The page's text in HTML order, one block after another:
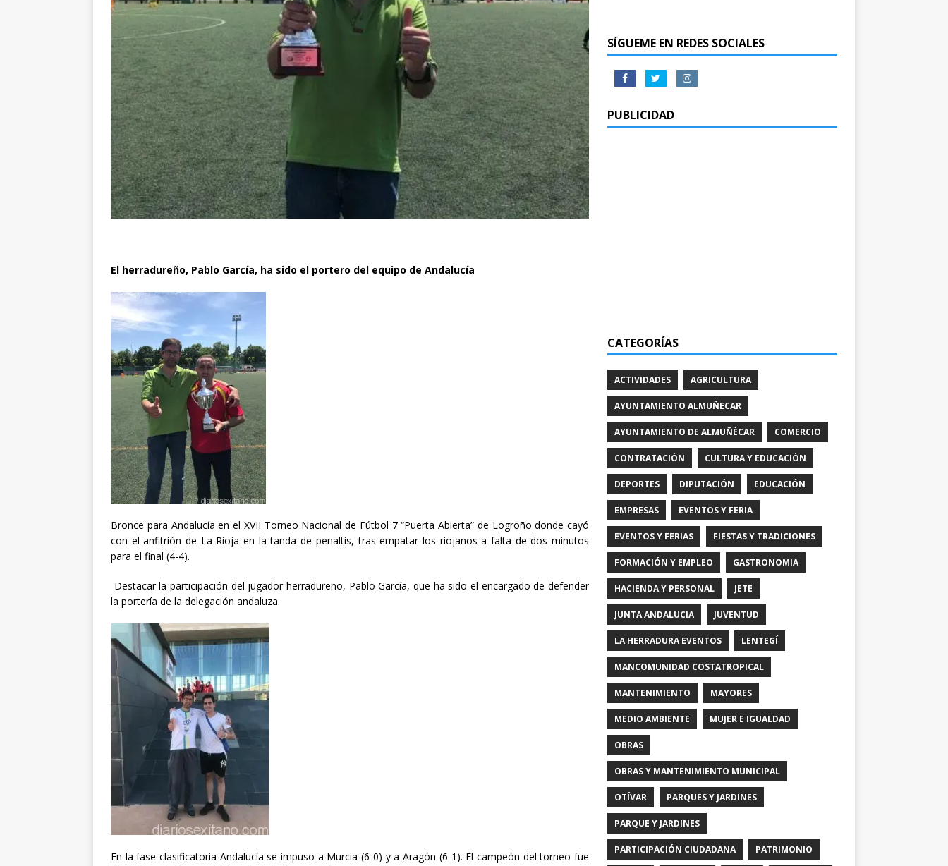
El herradureño, Pablo García, ha sido el portero del equipo de Andalucía
Bronce para Andalucía en el XVII Torneo Nacional de Fútbol 7 “Puerta Abierta” de Logroño donde cayó
con el anfitrión de La Rioja en la tanda de penaltis, tras empatar los riojanos a falta de dos minutos
para el final (4-4).
Destacar la participación del jugador herradureño, Pablo García, que ha sido el encargado de defender
la portería de la delegación andaluza.
En la fase clasificatoria Andalucía se impuso a Murcia (6-0) y a Aragón (6-1). El campeón del torneo fue
SÍGUEME EN REDES SOCIALES
PUBLICIDAD
CATEGORÍAS
ACTIVIDADES AGRICULTURA
AYUNTAMIENTO ALMUÑECAR
AYUNTAMIENTO DE ALMUÑÉCAR COMERCIO
CONTRATACIÓN CULTURA Y EDUCACIÓN
DEPORTES DIPUTACIÓN EDUCACIÓN
EMPRESAS EVENTOS Y FERIA
EVENTOS Y FERIAS FIESTAS Y TRADICIONES
FORMACIÓN Y EMPLEO GASTRONOMIA
HACIENDA Y PERSONAL JETE
JUNTA ANDALUCIA JUVENTUD
LA HERRADURA EVENTOS LENTEGÍ
MANCOMUNIDAD COSTATROPICAL
MANTENIMIENTO MAYORES
MEDIO AMBIENTE MUJER E IGUALDAD
OBRAS
OBRAS Y MANTENIMIENTO MUNICIPAL
OTÍVAR PARQUES Y JARDINES
PARQUE Y JARDINES
PARTICIPACIÓN CIUDADANA PATRIMONIO